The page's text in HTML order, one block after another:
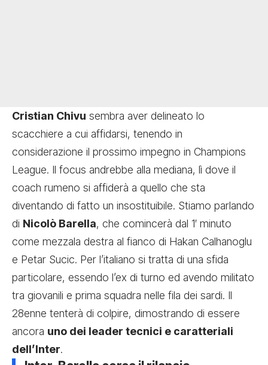
Cristian Chivu sembra aver delineato lo
scacchiere a cui affidarsi, tenendo in
considerazione il prossimo impegno in Champions
League. Il focus andrebbe alla mediana, lì dove il
coach rumeno si affiderà a quello che sta
diventando di fatto un insostituibile. Stiamo parlando
di Nicolò Barella, che comincerà dal 1′ minuto
come mezzala destra al fianco di Hakan Calhanoglu
e Petar Sucic. Per l’italiano si tratta di una sfida
particolare, essendo l’ex di turno ed avendo militato
tra giovanili e prima squadra nelle fila dei sardi. Il
28enne tenterà di colpire, dimostrando di essere
ancora uno dei leader tecnici e caratteriali
dell’Inter.